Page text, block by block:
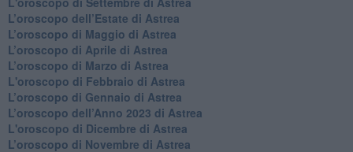
L’oroscopo dell’Estate di Astrea
​L’oroscopo di Maggio di Astrea
​L’oroscopo di Aprile di Astrea
L’oroscopo di Marzo di Astrea
L'oroscopo di Febbraio di Astrea
​L’oroscopo di Gennaio di Astrea
​L’oroscopo dell’Anno 2023 di Astrea
L'oroscopo di Dicembre di Astrea
L’oroscopo di Novembre di Astrea